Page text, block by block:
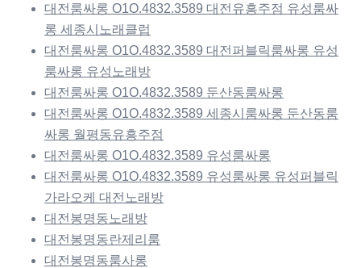
대전룸싸롱 O1O.4832.3589 대전유흥주점 유성룸싸
롱 세종시노래클럽
대전룸싸롱 O1O.4832.3589 대전퍼블릭룸싸롱 유성
룸싸롱 유성노래방
대전룸싸롱 O1O.4832.3589 둔산동룸싸롱
대전룸싸롱 O1O.4832.3589 세종시룸싸롱 둔산동룸
싸롱 월평동유흥주점
대전룸싸롱 O1O.4832.3589 유성룸싸롱
대전룸싸롱 O1O.4832.3589 유성룸싸롱 유성퍼블릭
가라오케 대전노래방
대전봉명동노래방
대전봉명동란제리룸
대전봉명동룸사롱